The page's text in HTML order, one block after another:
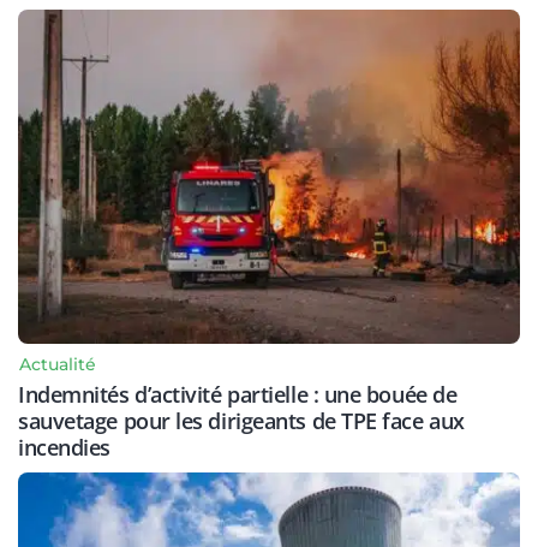
Actualité
Indemnités d’activité partielle : une bouée de
sauvetage pour les dirigeants de TPE face aux
incendies